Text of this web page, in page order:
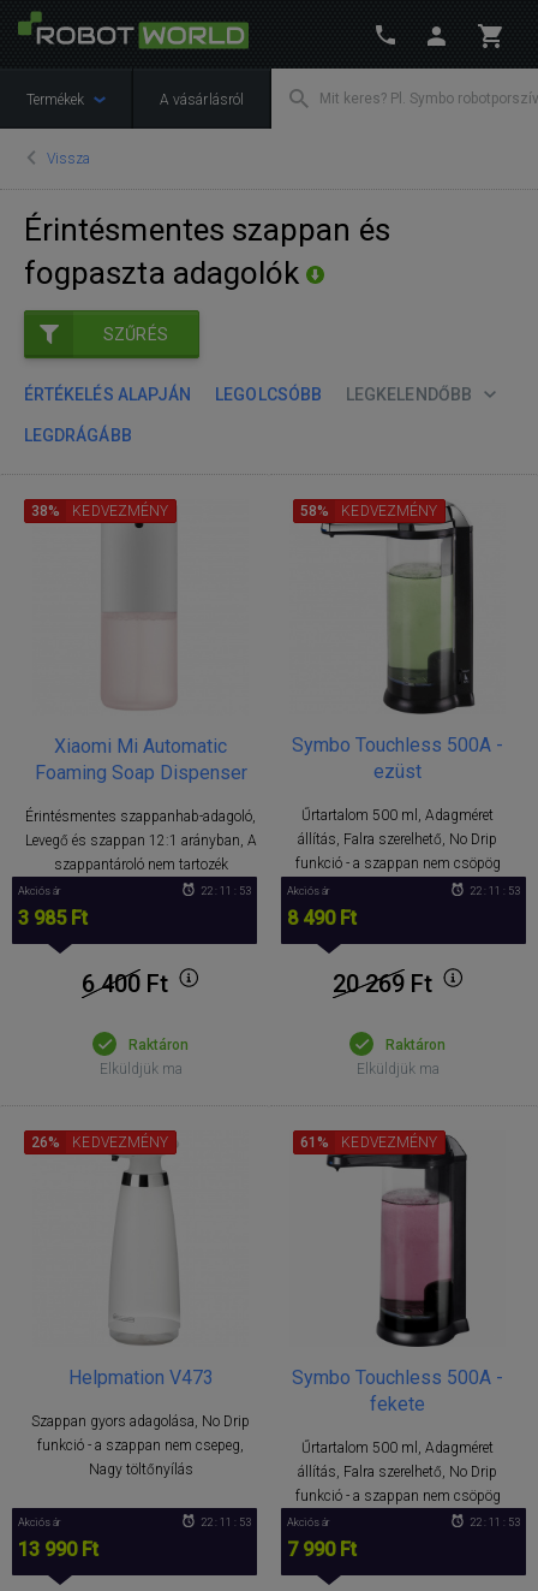
Termékek A vásárlásról
Vissza
Érintésmentes szappan és
fogpaszta adagolók
SZŰRÉS
ÉRTÉKELÉS ALAPJÁN LEGOLCSÓBB LEGKELENDŐBB
LEGDRÁGÁBB
Xiaomi Mi Automatic
Foaming Soap Dispenser
Érintésmentes szappanhab-adagoló,
Levegő és szappan 12:1 arányban, A
szappantároló nem tartozék
38% KEDVEZMÉNY
Akciós ár
3 985 Ft
22 : 11 : 52
6 400 Ft
Raktáron
Elküldjük ma
Symbo Touchless 500A -
ezüst
Űrtartalom 500 ml, Adagméret
állítás, Falra szerelhető, No Drip
funkció - a szappan nem csöpög
58% KEDVEZMÉNY
Akciós ár
8 490 Ft
22 : 11 : 52
20 269Ft
Raktáron
Elküldjük ma
Helpmation V473
Szappan gyors adagolása, No Drip
funkció - a szappan nem csepeg,
Nagy töltőnyílás
26% KEDVEZMÉNY
Akciós ár
13 990 Ft
22 : 11 : 52
Symbo Touchless 500A -
fekete
Űrtartalom 500 ml, Adagméret
állítás, Falra szerelhető, No Drip
funkció - a szappan nem csöpög
61% KEDVEZMÉNY
Akciós ár
7 990 Ft
22 : 11 : 52